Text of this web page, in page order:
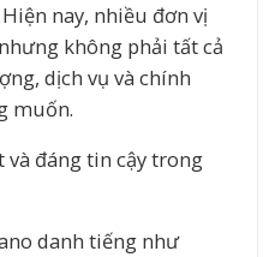
nay, nhiều đơn vị
không phải tất cả
dịch vụ và chính
muốn.
đáng tin cậy trong
danh tiếng như